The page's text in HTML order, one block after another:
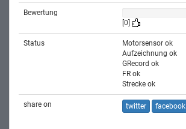
Bewertung
[0]
Status
Motorsensor ok
Aufzeichnung ok
GRecord ok
FR ok
Strecke ok
share on twitter facebook